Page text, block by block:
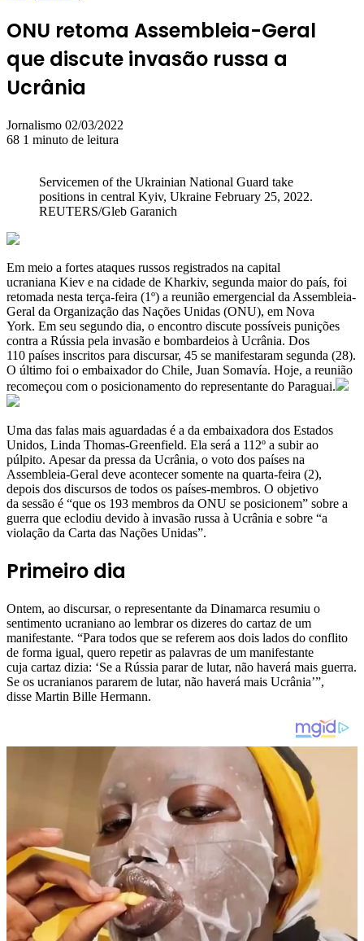
ONU retoma Assembleia-Geral
que discute invasão russa a
Ucrânia
Jornalismo Mande
um
02/03/2022
68 1 minuto de leitura
Servicemen of the Ukrainian National Guard take
positions in central Kyiv, Ukraine February 25, 2022.
REUTERS/Gleb Garanich
Em meio a fortes ataques russos registrados na capital
ucraniana Kiev e na cidade de Kharkiv, segunda maior do país, foi
retomada nesta terça-feira (1º) a reunião emergencial da Assembleia-
Geral da Organização das Nações Unidas (ONU), em Nova
York. Em seu segundo dia, o encontro discute possíveis punições
contra a Rússia pela invasão e bombardeios à Ucrânia. Dos
110 países inscritos para discursar, 45 se manifestaram segunda (28).
O último foi o embaixador do Chile, Juan Somavía. Hoje, a reunião
recomeçou com o posicionamento do representante do Paraguai.
Uma das falas mais aguardadas é a da embaixadora dos Estados
Unidos, Linda Thomas-Greenfield. Ela será a 112º a subir ao
púlpito. Apesar da pressa da Ucrânia, o voto dos países na
Assembleia-Geral deve acontecer somente na quarta-feira (2),
depois dos discursos de todos os países-membros. O objetivo
da sessão é “que os 193 membros da ONU se posicionem” sobre a
guerra que eclodiu devido à invasão russa à Ucrânia e sobre “a
violação da Carta das Nações Unidas”.
Primeiro dia
Ontem, ao discursar, o representante da Dinamarca resumiu o
sentimento ucraniano ao lembrar os dizeres do cartaz de um
manifestante. “Para todos que se referem aos dois lados do conflito
de forma igual, quero repetir as palavras de um manifestante
cuja cartaz dizia: ‘Se a Rússia parar de lutar, não haverá mais guerra.
Se os ucranianos pararem de lutar, não haverá mais Ucrânia’”,
disse Martin Bille Hermann.